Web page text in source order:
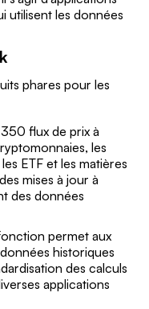
utilisent les données
phares pour les
flux de prix à
les
ETF et les matières
mises à jour à
des données
permet aux
historiques
des calculs
applications